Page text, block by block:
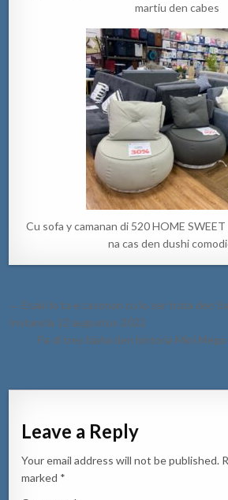
martiu den cabes
Cu sofa y camanan di 520 HOME
na cas den dushi
Post
navigation
← Esaki lo ta e casonan cu lo ser trata den
Instancia 12 augustus 2022
Pa di tres biaha den historia Mini
Leave a Reply
Your email address will not be published.
marked *